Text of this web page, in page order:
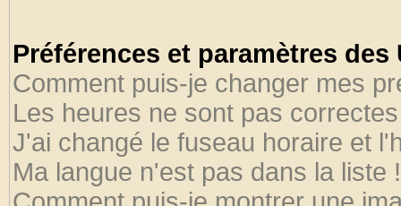
Préférences et paramètres
Comment puis-je changer mes
Les heures ne sont pas
J'ai changé le fuseau horaire et
Ma langue n'est pas dans la liste !